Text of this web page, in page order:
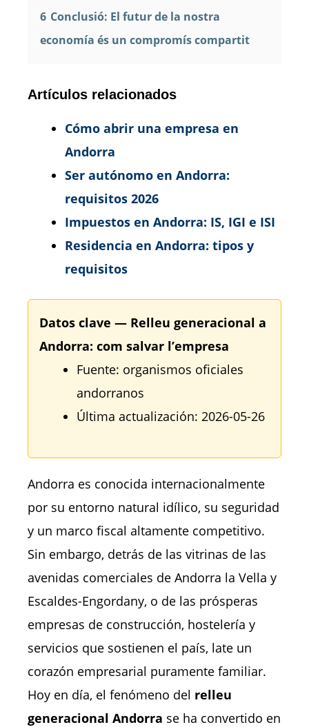
6 Conclusió: El futur de la nostra
economía és un compromís compartit
Artículos relacionados
Cómo abrir una empresa en
Andorra
Ser autónomo en Andorra:
requisitos 2026
Impuestos en Andorra: IS, IGI e ISI
Residencia en Andorra: tipos y
requisitos
Datos clave — Relleu generacional a
Andorra: com salvar l’empresa
Fuente: organismos oficiales
andorranos
Última actualización: 2026-05-26
Andorra es conocida internacionalmente
por su entorno natural idílico, su seguridad
y un marco fiscal altamente competitivo.
Sin embargo, detrás de las vitrinas de las
avenidas comerciales de Andorra la Vella y
Escaldes-Engordany, o de las prósperas
empresas de construcción, hostelería y
servicios que sostienen el país, late un
corazón empresarial puramente familiar.
Hoy en día, el fenómeno del relleu
generacional Andorra se ha convertido en